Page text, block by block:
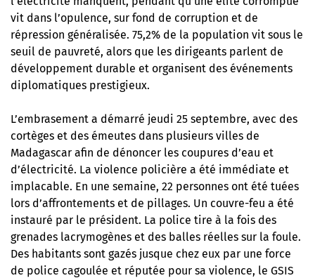
vit dans l’opulence, sur fond de corruption et de
répression généralisée. 75,2% de la population vit sous le
seuil de pauvreté, alors que les dirigeants parlent de
développement durable et organisent des événements
diplomatiques prestigieux.
L’embrasement a démarré jeudi 25 septembre, avec des
cortèges et des émeutes dans plusieurs villes de
Madagascar afin de dénoncer les coupures d’eau et
d’électricité. La violence policière a été immédiate et
implacable. En une semaine, 22 personnes ont été tuées
lors d’affrontements et de pillages. Un couvre-feu a été
instauré par le président. La police tire à la fois des
grenades lacrymogènes et des balles réelles sur la foule.
Des habitants sont gazés jusque chez eux par une force
de police cagoulée et réputée pour sa violence, le GSIS